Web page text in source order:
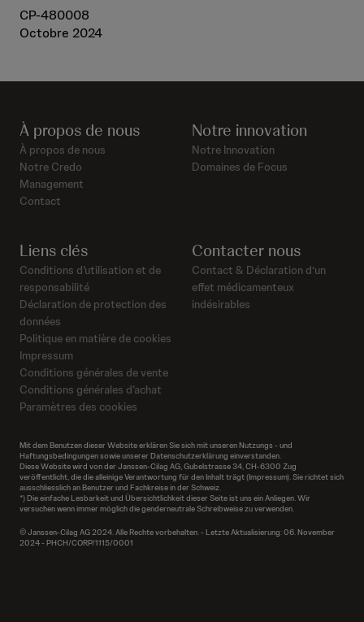
CP-480008
Octobre 2024
À propos de nous
À propos de nous
Notre Credo
Management
Contact
Notre innovation
Notre Innovation
Domaines de Focus
Contacter nous
Contact & Déclaration d‘un
effet médicamenteux
indésirables
Liens clés
Conditions d’utilisation et de
responsabilité
Déclaration de protection des
données
Politique en matière de cookies
Impressum
Conditions générales de vente
Conditions générales d’achat
Paramètres des cookies
Mit dem Benutzen dieser Website erklären Sie sich mit unseren Nutzungs - und
Haftungsbedingungen sowie unserer Datenschutzerklärung einverstanden.
Diese Website wird von der Janssen-Cilag AG, Gubelstrasse 34, CH-6300 Zug
veröffentlicht, die die alleinige Verantwortung für den Inhalt trägt (Impressum). Sie richtet sich
ausschliesslich an Benutzer und Fachkreise in der Schweiz.
*) Die einfache Lesbarkeit und Übersichtlichkeit dieser Seite ist uns ein Anliegen. Wir
versuchen wenn immer möglich die genderneutrale Schreibweise zu verwenden.
© Janssen-Cilag AG 2024. Alle Rechte vorbehalten. - Letzte Aktualisierung: 06. November
2024 - PHCH/CORP/1115/0001